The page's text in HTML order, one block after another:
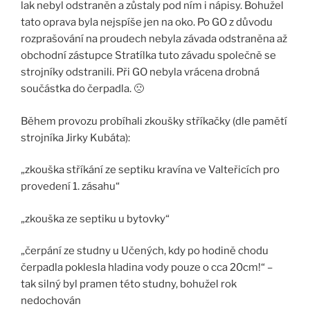
lak nebyl odstraněn a zůstaly pod ním i nápisy. Bohužel
tato oprava byla nejspíše jen na oko. Po GO z důvodu
rozprašování na proudech nebyla závada odstraněna až
obchodní zástupce Stratílka tuto závadu společně se
strojníky odstranili. Při GO nebyla vrácena drobná
součástka do čerpadla. 🙁
Během provozu probíhali zkoušky stříkačky (dle pamětí
strojníka Jirky Kubáta):
„zkouška stříkání ze septiku kravína ve Valteřicích pro
provedení 1. zásahu“
„zkouška ze septiku u bytovky“
„čerpání ze studny u Učených, kdy po hodině chodu
čerpadla poklesla hladina vody pouze o cca 20cm!“ –
tak silný byl pramen této studny, bohužel rok
nedochován